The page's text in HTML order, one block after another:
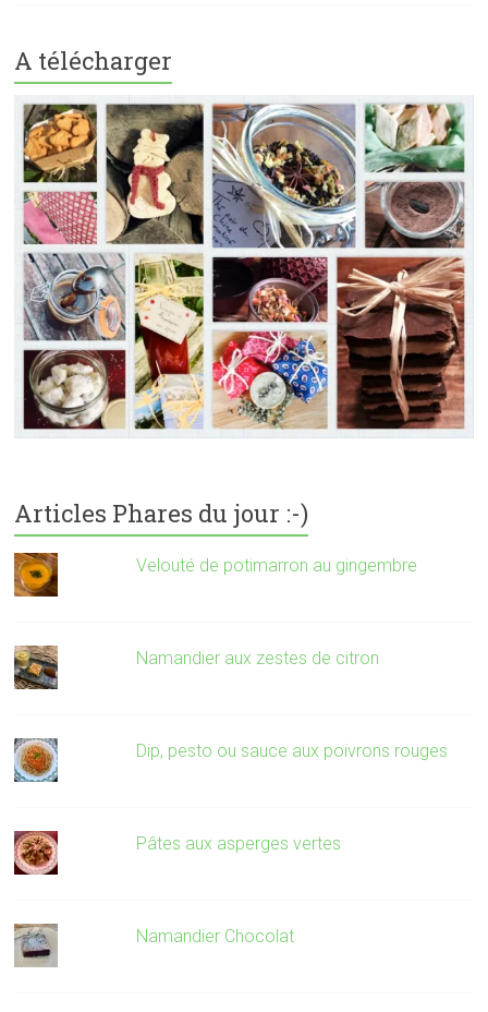
A télécharger
Articles Phares du jour :-)
Velouté de potimarron au gingembre
Namandier aux zestes de citron
Dip, pesto ou sauce aux poivrons rouges
Pâtes aux asperges vertes
Namandier Chocolat